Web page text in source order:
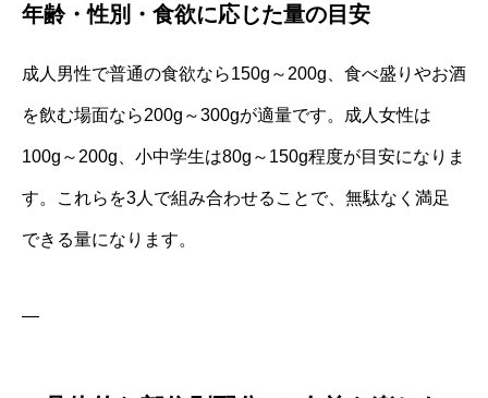
年齢・性別・食欲に応じた量の目安
成人男性で普通の食欲なら150g～200g、食べ盛りやお酒
を飲む場面なら200g～300gが適量です。成人女性は
100g～200g、小中学生は80g～150g程度が目安になりま
す。これらを3人で組み合わせることで、無駄なく満足
できる量になります。
—